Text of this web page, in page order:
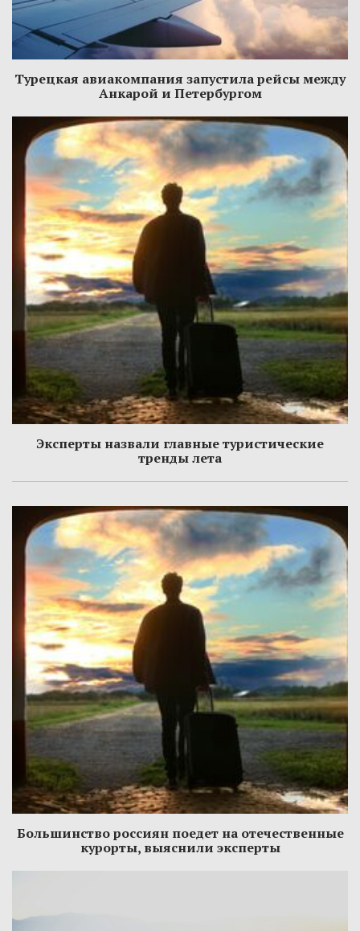
Турецкая авиакомпания запустила рейсы между
Анкарой и Петербургом
Эксперты назвали главные туристические
тренды лета
Большинство россиян поедет на отечественные
курорты, выяснили эксперты